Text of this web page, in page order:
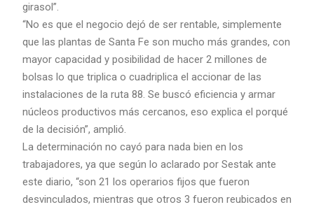
girasol”.
“No es que el negocio dejó de ser rentable, simplemente
que las plantas de Santa Fe son mucho más grandes, con
mayor capacidad y posibilidad de hacer 2 millones de
bolsas lo que triplica o cuadriplica el accionar de las
instalaciones de la ruta 88. Se buscó eficiencia y armar
núcleos productivos más cercanos, eso explica el porqué
de la decisión”, amplió.
La determinación no cayó para nada bien en los
trabajadores, ya que según lo aclarado por Sestak ante
este diario, “son 21 los operarios fijos que fueron
desvinculados, mientras que otros 3 fueron reubicados en